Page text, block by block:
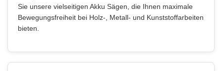
Sie unsere vielseitigen Akku Sägen, die Ihnen maximale
Bewegungsfreiheit bei Holz-, Metall- und Kunststoffarbeiten
bieten.